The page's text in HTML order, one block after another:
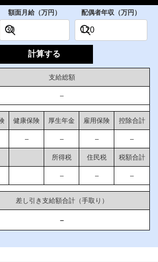
額面月給（万円） 配偶者年収（万円）
計算する
支給総額
–
健康保険 厚生年金 雇用保険 控除合計
– – – –
所得税 住民税 税額合計
– – –
差し引き支給額合計（手取り）
–